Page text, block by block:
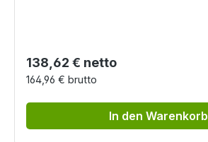
Regulärer Preis:
138,62 € netto
164,96 € brutto
In den Warenkorb